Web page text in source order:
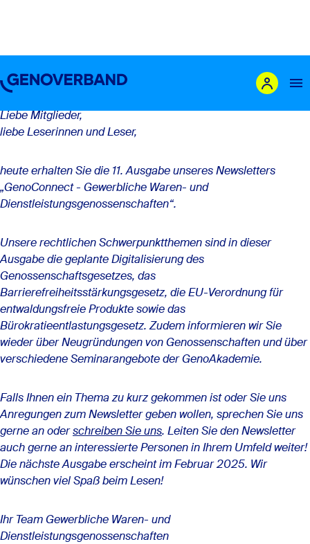
Das sind wir
Leistungen
Mitglieder
Karriere
Newsroom
Gewerbliche Genossenschaften Ausgabe
06/24
Liebe Mitglieder,
liebe Leserinnen und Leser,
heute erhalten Sie die 11. Ausgabe unseres Newsletters
„GenoConnect - Gewerbliche Waren- und
Dienstleistungsgenossenschaften“.
Unsere rechtlichen Schwerpunktthemen sind in dieser
Ausgabe die geplante Digitalisierung des
Genossenschaftsgesetzes, das
Barrierefreiheitsstärkungsgesetz, die EU-Verordnung für
entwaldungsfreie Produkte sowie das
Bürokratieentlastungsgesetz. Zudem informieren wir Sie
wieder über Neugründungen von Genossenschaften und über
verschiedene Seminarangebote der GenoAkademie.
Falls Ihnen ein Thema zu kurz gekommen ist oder Sie uns
Anregungen zum Newsletter geben wollen, sprechen Sie uns
gerne an oderschreiben Sie uns. Leiten Sie den Newsletter
auch gerne an interessierte Personen in Ihrem Umfeld weiter!
Die nächste Ausgabe erscheint im Februar 2025. Wir
wünschen viel Spaß beim Lesen!
Ihr Team Gewerbliche Waren- und
Dienstleistungsgenossenschaften